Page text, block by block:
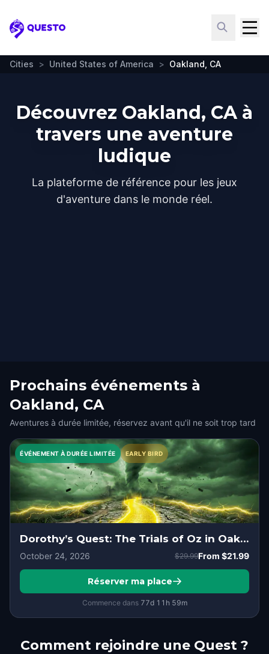
Questo
Cities > United States of America > Oakland, CA
Découvrez Oakland, CA à
travers une aventure
ludique
La plateforme de référence pour les jeux
d'aventure dans le monde réel.
Prochains événements à
Oakland, CA
Aventures à durée limitée, réservez avant qu'il ne soit trop tard
ÉVÉNEMENT À DURÉE LIMITÉE EARLY BIRD
Dorothy’s Quest: The Trials of Oz in Oakland, CA
October 24, 2026 $29.99From $21.99
Réserver ma place
Commence dans 77d 11 h 59m
Comment rejoindre une Quest ?